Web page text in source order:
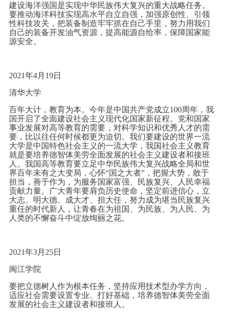
建设海洋强国是实现中华民族伟大复兴的重大战略任务。
要推动海洋科技实现高水平自立自强，加强原创性、引领
性科技攻关，把装备制造牢牢抓在自己手里，努力用我们
自己的装备开发油气资源，提高能源自给率，保障国家能
源安全。
2021年4月19日
清华大学
百年大计，教育为本。今年是中国共产党成立100周年，我
国开启了全面建设社会主义现代化国家新征程。党和国家
事业发展对高等教育的需要，对科学知识和优秀人才的需
要，比以往任何时候都更为迫切。我们要建设的世界一流
大学是中国特色社会主义的一流大学，我国社会主义教育
就是要培养德智体美劳全面发展的社会主义建设者和接班
人。我国高等教育要立足中华民族伟大复兴战略全局和世
界百年未有之大变局，心怀“国之大者”，把握大势，敢于
担当，善于作为，为服务国家富强、民族复兴、人民幸福
贡献力量。广大青年要肩负历史使命，坚定前进信心，立
大志、明大德、成大才、担大任，努力成为堪当民族复兴
重任的时代新人，让青春在为祖国、为民族、为人民、为
人类的不懈奋斗中绽放绚丽之花。
2021年3月25日
闽江学院
要把立德树人作为根本任务，坚持应用技术型办学方向，
适应社会需要设置专业、打好基础，培养德智体美劳全面
发展的社会主义建设者和接班人。